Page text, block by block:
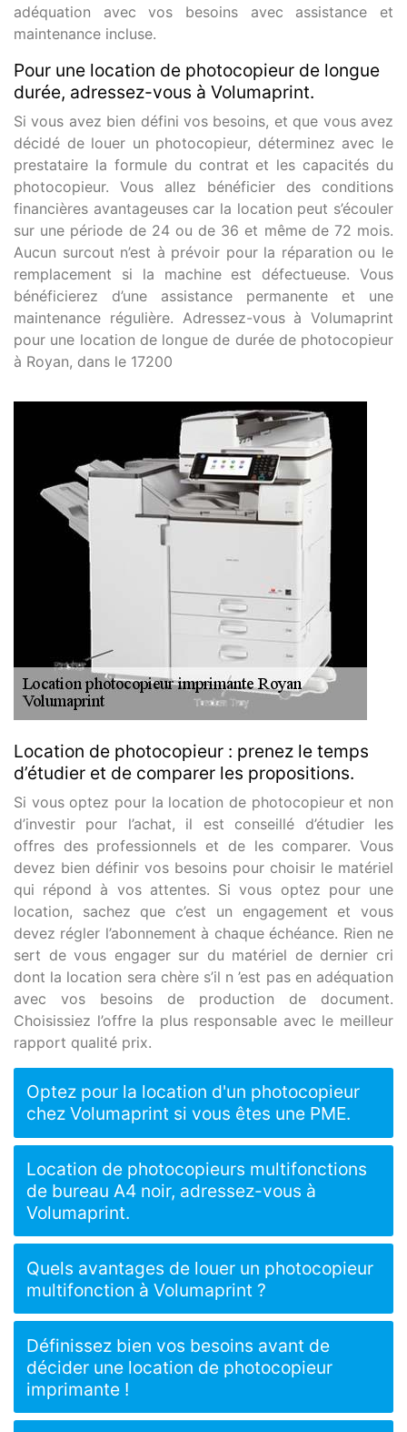
adéquation avec vos besoins avec assistance et
maintenance incluse.
Pour une location de photocopieur de longue
durée, adressez-vous à Volumaprint.
Si vous avez bien défini vos besoins, et que vous avez
décidé de louer un photocopieur, déterminez avec le
prestataire la formule du contrat et les capacités du
photocopieur. Vous allez bénéficier des conditions
financières avantageuses car la location peut s’écouler
sur une période de 24 ou de 36 et même de 72 mois.
Aucun surcout n’est à prévoir pour la réparation ou le
remplacement si la machine est défectueuse. Vous
bénéficierez d’une assistance permanente et une
maintenance régulière. Adressez-vous à Volumaprint
pour une location de longue de durée de photocopieur
à Royan, dans le 17200
Location de photocopieur : prenez le temps
d’étudier et de comparer les propositions.
Si vous optez pour la location de photocopieur et non
d’investir pour l’achat, il est conseillé d’étudier les
offres des professionnels et de les comparer. Vous
devez bien définir vos besoins pour choisir le matériel
qui répond à vos attentes. Si vous optez pour une
location, sachez que c’est un engagement et vous
devez régler l’abonnement à chaque échéance. Rien ne
sert de vous engager sur du matériel de dernier cri
dont la location sera chère s’il n ’est pas en adéquation
avec vos besoins de production de document.
Choisissiez l’offre la plus responsable avec le meilleur
rapport qualité prix.
Optez pour la location d'un photocopieur
chez Volumaprint si vous êtes une PME.
Location de photocopieurs multifonctions
de bureau A4 noir, adressez-vous à
Volumaprint.
Quels avantages de louer un photocopieur
multifonction à Volumaprint ?
Définissez bien vos besoins avant de
décider une location de photocopieur
imprimante !